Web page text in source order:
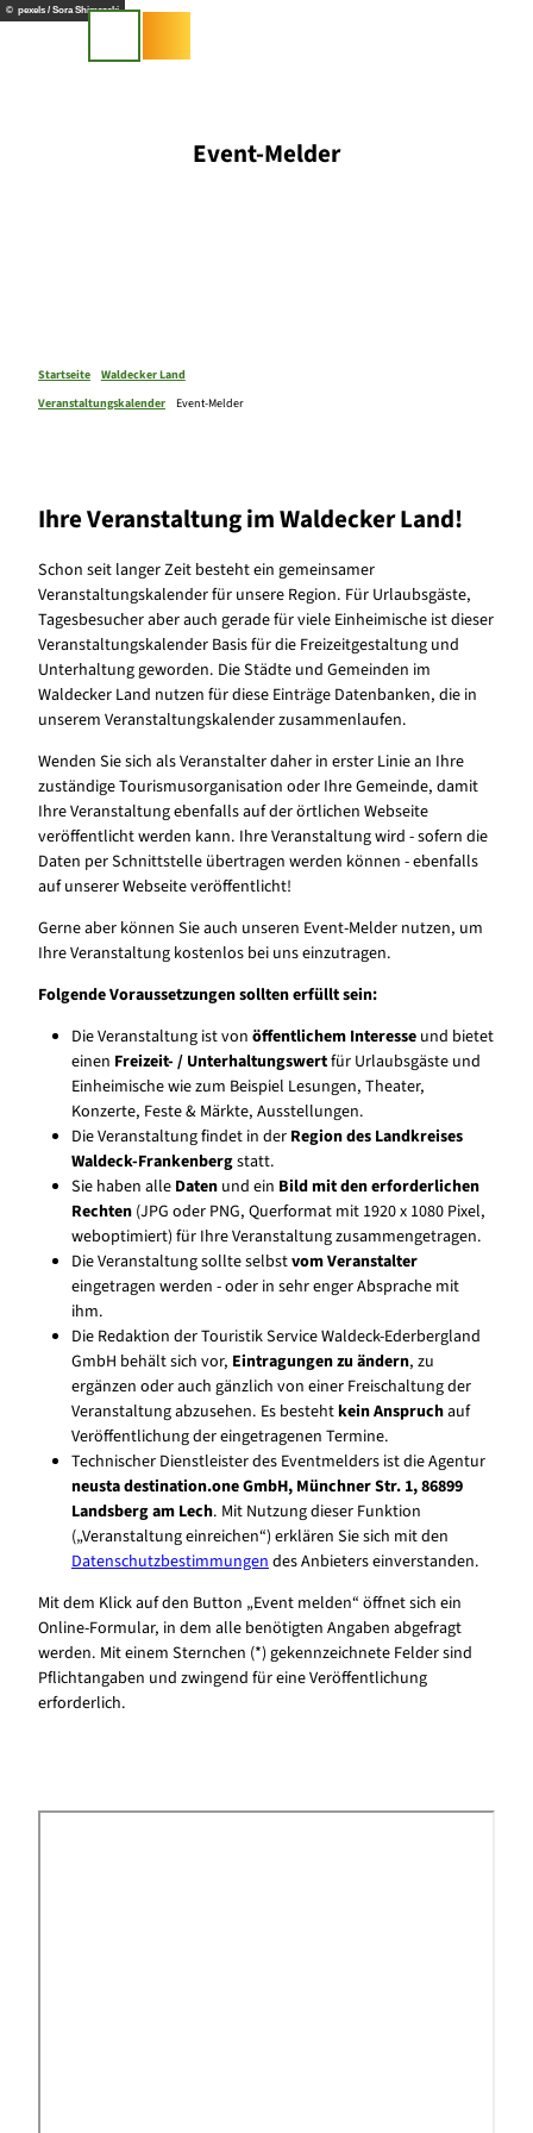
Z© pexels / Sora Shimazaki
Event-Melder
Startseite
Waldecker Land
Veranstaltungskalender
Event-Melder
Ihre Veranstaltung im Waldecker Land!
Schon seit langer Zeit besteht ein gemeinsamer
Veranstaltungskalender für unsere Region. Für Urlaubsgäste,
Tagesbesucher aber auch gerade für viele Einheimische ist dieser
Veranstaltungskalender Basis für die Freizeitgestaltung und
Unterhaltung geworden. Die Städte und Gemeinden im
Waldecker Land nutzen für diese Einträge Datenbanken, die in
unserem Veranstaltungskalender zusammenlaufen.
Wenden Sie sich als Veranstalter daher in erster Linie an Ihre
zuständige Tourismusorganisation oder Ihre Gemeinde, damit
Ihre Veranstaltung ebenfalls auf der örtlichen Webseite
veröffentlicht werden kann. Ihre Veranstaltung wird - sofern die
Daten per Schnittstelle übertragen werden können - ebenfalls
auf unserer Webseite veröffentlicht!
Gerne aber können Sie auch unseren Event-Melder nutzen, um
Ihre Veranstaltung kostenlos bei uns einzutragen.
Folgende Voraussetzungen sollten erfüllt sein:
Die Veranstaltung ist von öffentlichem Interesse und bietet
einen Freizeit- / Unterhaltungswertfür Urlaubsgäste und
Einheimische wie zum Beispiel Lesungen, Theater,
Konzerte, Feste & Märkte, Ausstellungen.
Die Veranstaltung findet in der Region des Landkreises
Waldeck-Frankenbergstatt.
Sie haben alle Daten und ein Bild mit den erforderlichen
Rechten (JPG oder PNG, Querformat mit 1920 x 1080 Pixel,
weboptimiert) für Ihre Veranstaltung zusammengetragen.
Die Veranstaltung sollte selbstvom Veranstalter
eingetragen werden - oder in sehr enger Absprache mit
ihm.
Die Redaktion der Touristik Service Waldeck-Ederbergland
GmbH behält sich vor, Eintragungen zu ändern, zu
ergänzen oder auch gänzlich von einer Freischaltung der
Veranstaltung abzusehen. Es bestehtkein Anspruchauf
Veröffentlichung der eingetragenen Termine.
Technischer Dienstleister des Eventmelders ist die Agentur
neusta destination.one GmbH, Münchner Str. 1, 86899
Landsberg am Lech. Mit Nutzung dieser Funktion
(„Veranstaltung einreichen“) erklären Sie sich mit den
Datenschutzbestimmungendes Anbieters einverstanden.
Mit dem Klick auf den Button „Event melden“ öffnet sich ein
Online-Formular, in dem alle benötigten Angaben abgefragt
werden. Mit einem Sternchen (*) gekennzeichnete Felder sind
Pflichtangaben und zwingend für eine Veröffentlichung
erforderlich.